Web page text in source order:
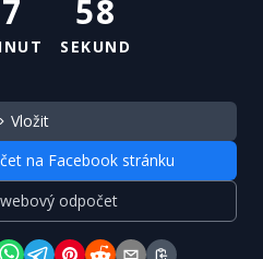
7 58
SEKUND
Vložit
na Facebook stránku
odpočet